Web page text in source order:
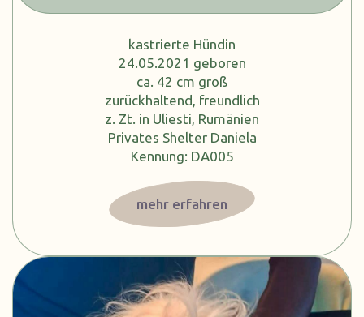
kastrierte Hündin
24.05.2021 geboren
ca. 42 cm groß
zurückhaltend, freundlich
z. Zt. in Uliesti, Rumänien
Privates Shelter Daniela
Kennung: DA005
mehr erfahren